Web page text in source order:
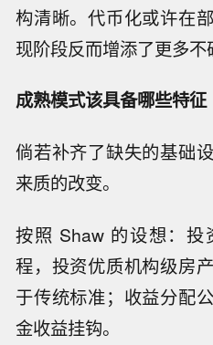
构清晰。代币化或许在
现阶段反而增添了更多不
成熟模式该具备哪些特征
倘若补齐了缺失的基础
来质的改变。
按照 Shaw 的设想：
程，投资优质机构级房
于传统标准；收益分配
金收益挂钩。